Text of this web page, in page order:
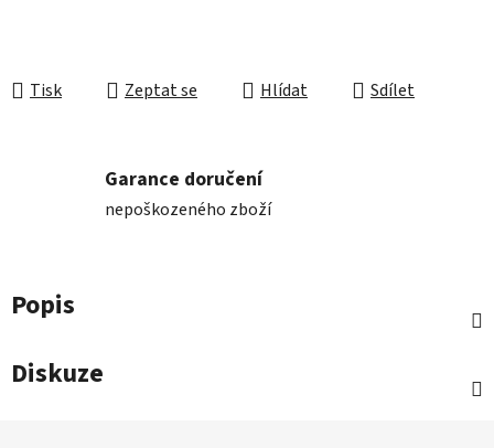
Tisk Zeptat se Hlídat Sdílet
Garance doručení
nepoškozeného zboží
Popis
Diskuze